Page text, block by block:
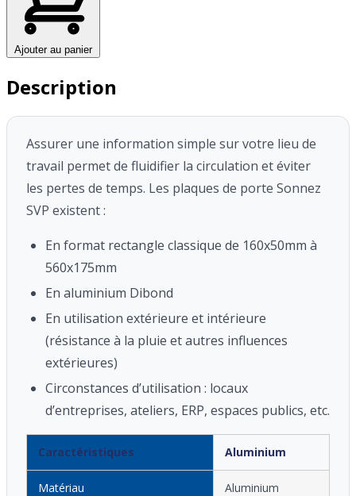
Ajouter au panier
Description
Assurer une information simple sur votre lieu de
travail permet de fluidifier la circulation et éviter
les pertes de temps. Les plaques de porte Sonnez
SVP existent :
En format rectangle classique de 160x50mm à
560x175mm
En aluminium Dibond
En utilisation extérieure et intérieure
(résistance à la pluie et autres influences
extérieures)
Circonstances d’utilisation : locaux
d’entreprises, ateliers, ERP, espaces publics, etc.
Caractéristiques Aluminium
Matériau
Aluminium